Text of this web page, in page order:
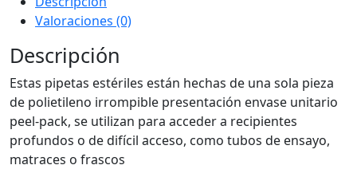
Valoraciones (0)
Descripción
Estas pipetas estériles están hechas de una sola pieza
de polietileno irrompible presentación envase unitario
peel-pack, se utilizan para acceder a recipientes
profundos o de difícil acceso, como tubos de ensayo,
matraces o frascos